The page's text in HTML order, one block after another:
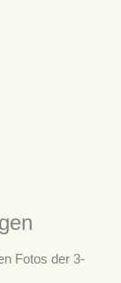
Fotos der 3-